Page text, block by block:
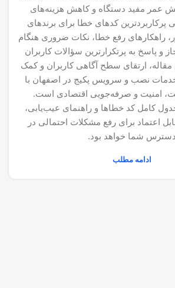
عمر مفید دستگاه و کاهش هزینه‌های
پرکاربردترین کدهای خطا برای برندهای
راهکارهای رفع خطا، نکات ضروری هنگام
و پاسخ به پرتکرارترین سؤالات کاربران
ارتقای سطح آگاهی کاربران و کمک
خدمات نصب و سرویس پکیج در اصفهان با
امنیت و صرفه‌جویی اقتصادی است.
کامل کد خطاها و راهنمای عیب‌یابی،
اعتماد برای رفع مشکلات احتمالی در
دسترس شما خواهد بود.
ادامه مطلب